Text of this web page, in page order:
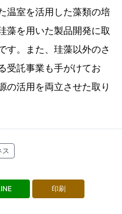
温室を活用した藻類の培
藻を用いた製品開発に取
す。また、珪藻以外のさ
受託事業も手がけてお
の活用を両立させた取り
ス
印刷